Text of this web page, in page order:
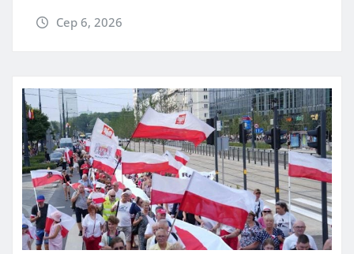
Сер 6, 2026